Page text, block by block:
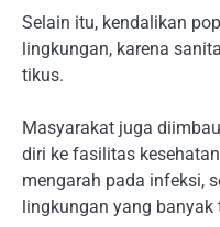
Selain itu, kendalikan
lingkungan, karena
tikus.
Masyarakat juga
diri ke fasilitas
mengarah pada infeksi,
lingkungan yang banyak